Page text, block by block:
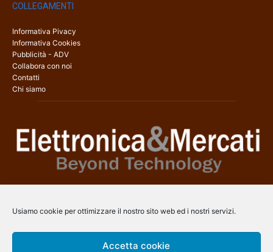
Usiamo cookie per ottimizzare il nostro sito web ed i nostri servizi.
Accetta cookie
COLLEGAMENTI
Informativa Pivacy
Informativa Cookies
Pubblicità - ADV
Collabora con noi
Contatti
Chi siamo
una copertura a 360° che coinvolge tecnologie, prodotti, mercati e